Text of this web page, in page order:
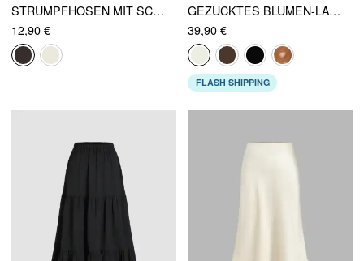
STRUMPFHOSEN MIT SCHNÜRUNG ÜBER DEN WADE
12,90 €
GEZUCKTES BLUMEN-LATENT MINI-SKORT
39,90 €
FLASH SHIPPING